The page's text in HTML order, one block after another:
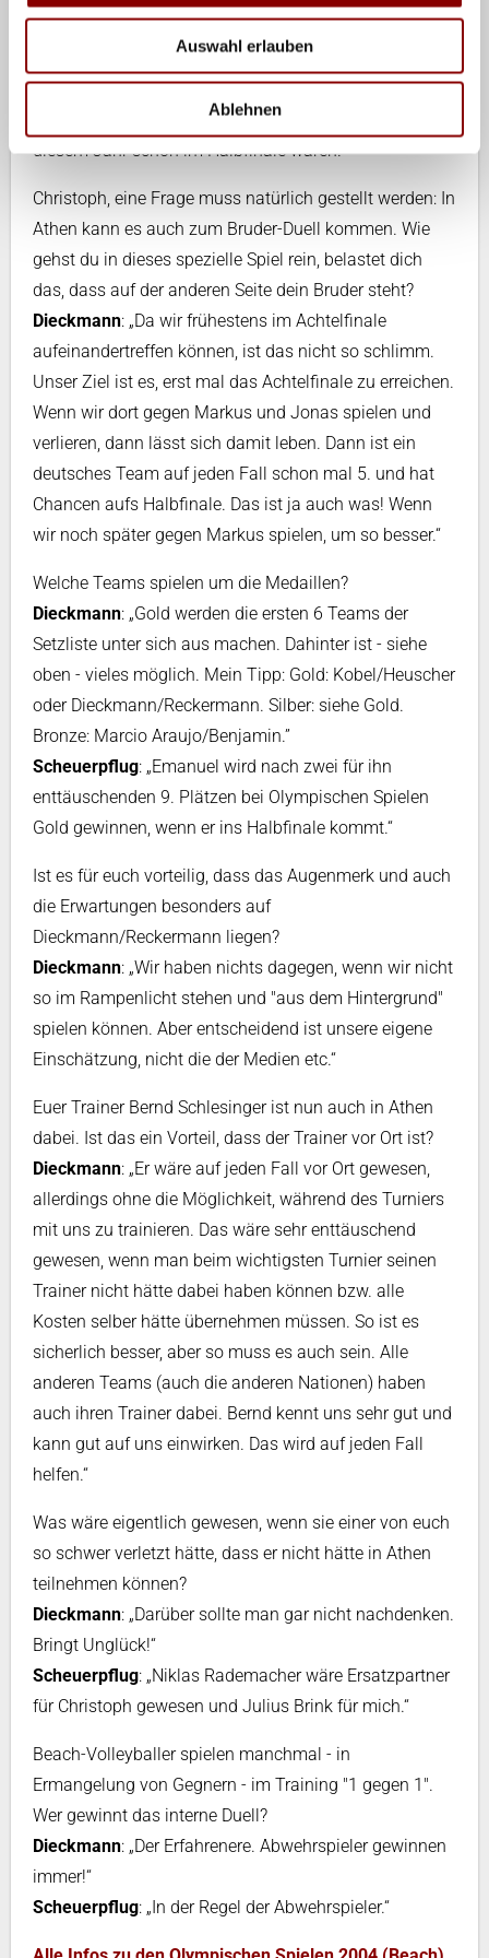
Auswahl erlauben
Ablehnen
Siehe Sydney, siehe World Tour in diesem Jahr.
Mindestens die Hälfte der Männer-Teams, wenn nicht
noch mehr, sind in der Lage, eine Medaille zu holen.
Das sieht man daran, wie viele verschiedene Teams in
diesem Jahr schon im Halbfinale waren.“
Christoph, eine Frage muss natürlich gestellt werden: In
Athen kann es auch zum Bruder-Duell kommen. Wie
gehst du in dieses spezielle Spiel rein, belastet dich
das, dass auf der anderen Seite dein Bruder steht?
Dieckmann: „Da wir frühestens im Achtelfinale
aufeinandertreffen können, ist das nicht so schlimm.
Unser Ziel ist es, erst mal das Achtelfinale zu erreichen.
Wenn wir dort gegen Markus und Jonas spielen und
verlieren, dann lässt sich damit leben. Dann ist ein
deutsches Team auf jeden Fall schon mal 5. und hat
Chancen aufs Halbfinale. Das ist ja auch was! Wenn
wir noch später gegen Markus spielen, um so besser.“
Welche Teams spielen um die Medaillen?
Dieckmann: „Gold werden die ersten 6 Teams der
Setzliste unter sich aus machen. Dahinter ist - siehe
oben - vieles möglich. Mein Tipp: Gold: Kobel/Heuscher
oder Dieckmann/Reckermann. Silber: siehe Gold.
Bronze: Marcio Araujo/Benjamin.”
Scheuerpflug: „Emanuel wird nach zwei für ihn
enttäuschenden 9. Plätzen bei Olympischen Spielen
Gold gewinnen, wenn er ins Halbfinale kommt.“
Ist es für euch vorteilig, dass das Augenmerk und auch
die Erwartungen besonders auf
Dieckmann/Reckermann liegen?
Dieckmann: „Wir haben nichts dagegen, wenn wir nicht
so im Rampenlicht stehen und "aus dem Hintergrund"
spielen können. Aber entscheidend ist unsere eigene
Einschätzung, nicht die der Medien etc.“
Euer Trainer Bernd Schlesinger ist nun auch in Athen
dabei. Ist das ein Vorteil, dass der Trainer vor Ort ist?
Dieckmann: „Er wäre auf jeden Fall vor Ort gewesen,
allerdings ohne die Möglichkeit, während des Turniers
mit uns zu trainieren. Das wäre sehr enttäuschend
gewesen, wenn man beim wichtigsten Turnier seinen
Trainer nicht hätte dabei haben können bzw. alle
Kosten selber hätte übernehmen müssen. So ist es
sicherlich besser, aber so muss es auch sein. Alle
anderen Teams (auch die anderen Nationen) haben
auch ihren Trainer dabei. Bernd kennt uns sehr gut und
kann gut auf uns einwirken. Das wird auf jeden Fall
helfen.“
Was wäre eigentlich gewesen, wenn sie einer von euch
so schwer verletzt hätte, dass er nicht hätte in Athen
teilnehmen können?
Dieckmann: „Darüber sollte man gar nicht nachdenken.
Bringt Unglück!“
Scheuerpflug: „Niklas Rademacher wäre Ersatzpartner
für Christoph gewesen und Julius Brink für mich.“
Beach-Volleyballer spielen manchmal - in
Ermangelung von Gegnern - im Training "1 gegen 1".
Wer gewinnt das interne Duell?
Dieckmann: „Der Erfahrenere. Abwehrspieler gewinnen
immer!“
Scheuerpflug: „In der Regel der Abwehrspieler.“